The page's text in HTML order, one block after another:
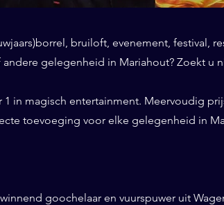
bruiloft, evenement, festival,
gelegenheid in Mariahout? Zoekt u
in magisch entertainment. Meervoudig
toevoeging voor elke gelegenheid in
goochelaar en vuurspuwer uit